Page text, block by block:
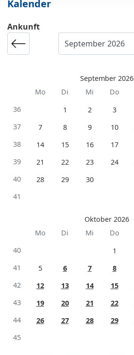
Kalender
Ankunft
September 2026
Mo
Di Mi Do
36
1 2 3
37
7 8 9 10
38
14 15 16 17
39
21 22 23 24
40
28 29
30
41
Oktober 2026
Mo
Di Mi Do
40
1
41
5 6 7 8
42
12 13 14 15
43
19 20 21 22
44
26 27 28 29
45